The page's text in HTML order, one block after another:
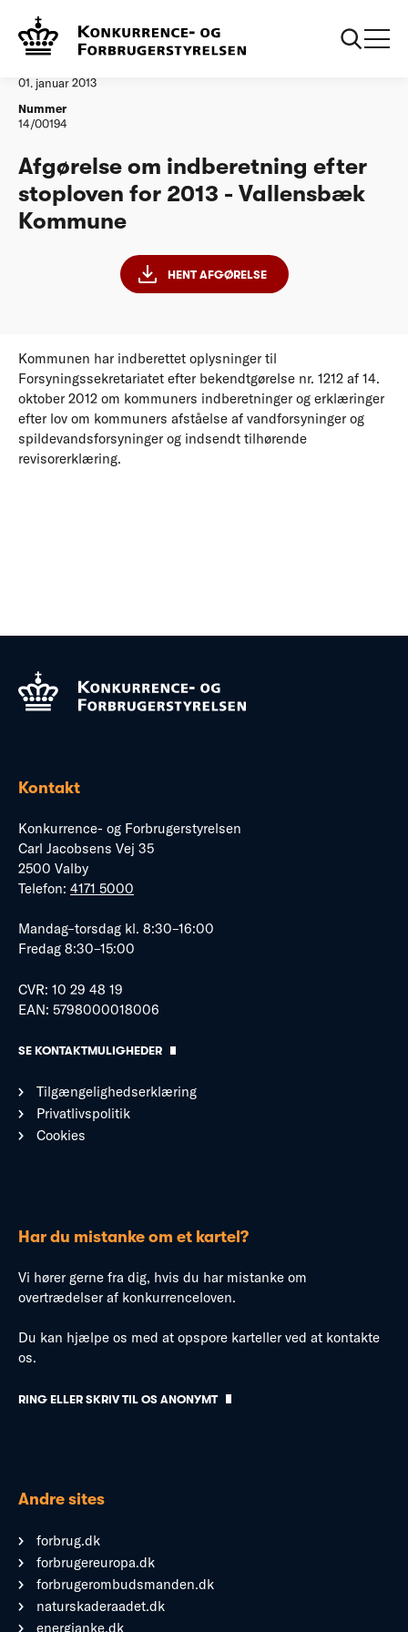
Vandtilsyn
01. januar 2013
Nummer
14/00194
Afgørelse om indberetning efter
stoploven for 2013 - Vallensbæk
Kommune
HENT AFGØRELSE
Kommunen har indberettet oplysninger til
Forsyningssekretariatet efter bekendtgørelse nr. 1212 af 14.
oktober 2012 om kommuners indberetninger og erklæringer
efter lov om kommuners afståelse af vandforsyninger og
spildevandsforsyninger og indsendt tilhørende
revisorerklæring.
Kontakt
Konkurrence- og Forbrugerstyrelsen
Carl Jacobsens Vej 35
2500 Valby
Telefon: 4171 5000
Mandag–torsdag kl. 8:30–16:00
Fredag 8:30–15:00
CVR: 10 29 48 19
EAN: 5798000018006
SE KONTAKTMULIGHEDER
Tilgængelighedserklæring
Privatlivspolitik
Cookies
Har du mistanke om et kartel?
Vi hører gerne fra dig, hvis du har mistanke om
overtrædelser af konkurrenceloven.
Du kan hjælpe os med at opspore karteller ved at kontakte
os.
RING ELLER SKRIV TIL OS ANONYMT
Andre sites
forbrug.dk
forbrugereuropa.dk
forbrugerombudsmanden.dk
naturskaderaadet.dk
energianke.dk